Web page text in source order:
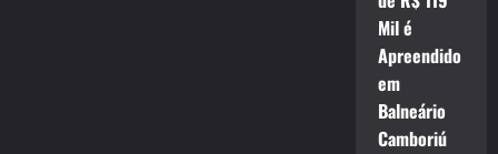
Mil é
Apreendido
em
Balneário
Camboriú